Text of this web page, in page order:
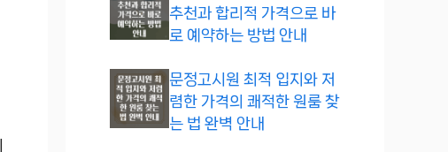
추천과 합리적 가격으로 바
로 예약하는 방법 안내
문정고시원 최적 입지와 저
렴한 가격의 쾌적한 원룸 찾
는 법 완벽 안내